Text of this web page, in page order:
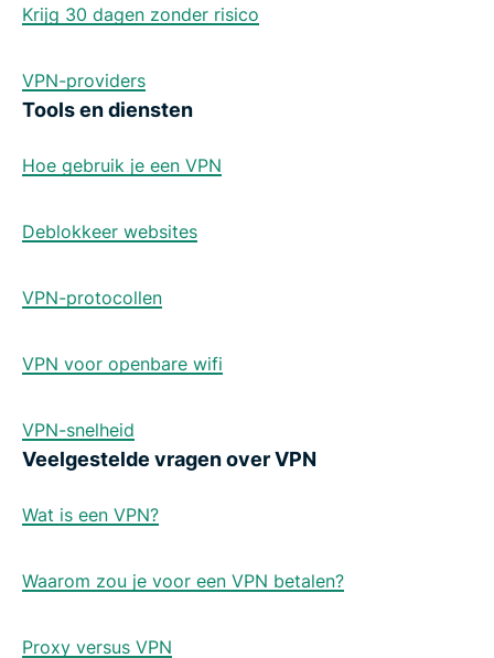
Krijg 30 dagen zonder risico
VPN-providers
Tools en diensten
Hoe gebruik je een VPN
Deblokkeer websites
VPN-protocollen
VPN voor openbare wifi
VPN-snelheid
Veelgestelde vragen over VPN
Wat is een VPN?
Waarom zou je voor een VPN betalen?
Proxy versus VPN